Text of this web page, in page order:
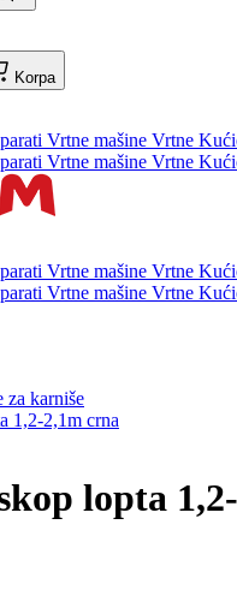
Korpa
Vrtne mašine Vrtne
Vrtne mašine Vrtne
Vrtne mašine Vrtne
Vrtne mašine Vrtne
za karniše
1,2-2,1m crna
lopta